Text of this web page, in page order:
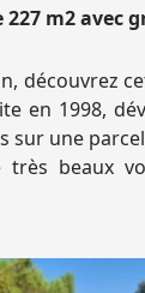
m2 avec
découvrez
en 1998,
sur une
beaux